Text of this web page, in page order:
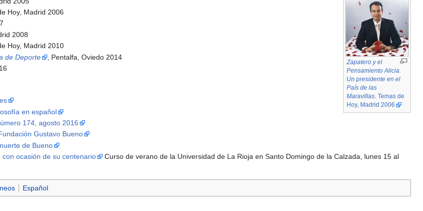
Zapatero y el
Pensamiento Alicia.
Un presidente en el
País de las
Maravillas. Temas de
Hoy, Madrid 2006
Hoy, Madrid 2006
2008
Hoy, Madrid 2010
de Deporte
, Pentalfa, Oviedo 2014
en español
174, agosto 2016
Gustavo Bueno
de Bueno
ocasión de su centenario
Curso de verano de la Universidad de La Rioja en Santo Domingo de la Calzada, lunes 15 al
Español